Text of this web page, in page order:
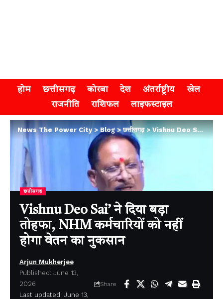
होम छत्तीसगढ़ कोरबा देश अंतर्राष्ट्रीय
खेल
राजनीति
राशिफल लाइफस्टाइल
News The Power City>Blog>छत्तीसगढ़>Vishnu Deo Sai’ ने दिया बड़ा तोहफा, NHM कर्मचारियों को नहीं होगा वेतन का नुकसान
छत्तीसगढ़
Vishnu Deo Sai’ ने दिया बड़ा
तोहफा, NHM कर्मचारियों को नहीं
होगा वेतन का नुकसान
Last updated: June 13,
Arjun Mukherjee
Published: June 13,
2026
Share